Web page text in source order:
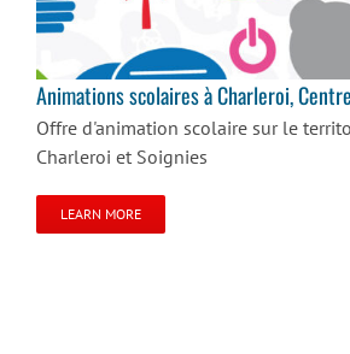
Animations scolaires à Charleroi,
Animations scolaires à Charleroi,
Offre d'animation scolaire sur le
Charleroi et Soignies
LEARN MORE